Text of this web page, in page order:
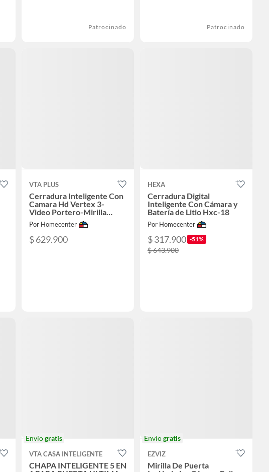
Patrocinado Patrocinado
VTA PLUS
Cerradura Inteligente Con
Camara Hd Vertex 3-
Video Portero-Mirilla
Digital Y Pantalla Vta
Por Homecenter
$ 629.900
HEXA
Cerradura Digital
Inteligente Con Cámara y
Batería de Litio Hxc-18
Por Homecenter
$ 317.900 -51%
$ 643.900
Envíogratis
VTA CASA INTELIGENTE
CHAPA INTELIGENTE 5 EN
Envíogratis
EZVIZ
Mirilla De Puerta